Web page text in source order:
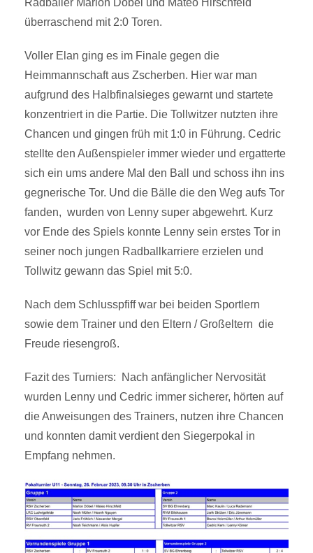
Radballer Marlon Döbel und Mateo Hirschfeld
überraschend mit 2:0 Toren.
Voller Elan ging es im Finale gegen die
Heimmannschaft aus Zscherben. Hier war man
aufgrund des Halbfinalsieges gewarnt und startete
konzentriert in die Partie. Die Tollwitzer nutzten ihre
Chancen und gingen früh mit 1:0 in Führung. Cedric
stellte den Außenspieler immer wieder und ergatterte
sich ein ums andere Mal den Ball und schoss ihn ins
gegnerische Tor. Und die Bälle die den Weg aufs Tor
fanden, wurden von Lenny super abgewehrt. Kurz
vor Ende des Spiels konnte Lenny sein erstes Tor in
seiner noch jungen Radballkarriere erzielen und
Tollwitz gewann das Spiel mit 5:0.
Nach dem Schlusspfiff war bei beiden Sportlern
sowie dem Trainer und den Eltern / Großeltern die
Freude riesengroß.
Fazit des Turniers: Nach anfänglicher Nervosität
wurden Lenny und Cedric immer sicherer, hörten auf
die Anweisungen des Trainers, nutzen ihre Chancen
und konnten damit verdient den Siegerpokal in
Empfang nehmen.